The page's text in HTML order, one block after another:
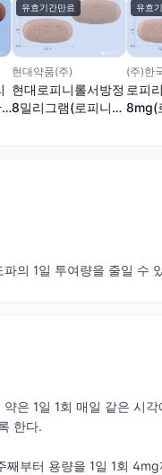
유효기간만료
현대약품(주)
현대로피니롤서방정
8밀리그램(로피니롤
유효
(주)한
로피
8mg(
의 1일 투여량을 줄일 수
은 1일 1회 매일 같은 시
한다.
부터 용량을 1일 1회